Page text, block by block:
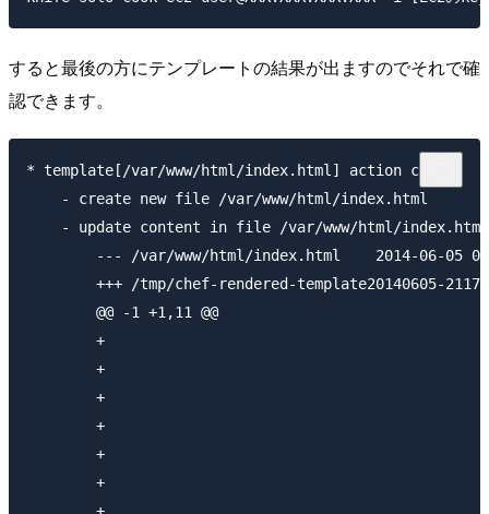
すると最後の方にテンプレートの結果が出ますのでそれで確
認できます。
* template[/var/www/html/index.html] action create
    - create new file /var/www/html/index.html
- update content in file /var/www/html/
        --- /var/www/html/index.html	2014-06-05 06:42:36.733322208 +0000
+++ /tmp/chef-rendered-template20140605-21177-y1k9x9	2014-06-05
        @@ -1 +1,11 @@
        +
        +
        +
        +
        +
        +